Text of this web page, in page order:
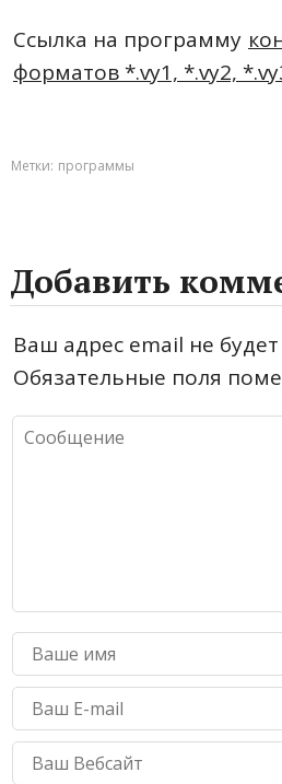
Ссылка на программу
форматов *.vy1, *.vy2,
Метки: программы
Добавить
Ваш адрес email не
Обязательные поля